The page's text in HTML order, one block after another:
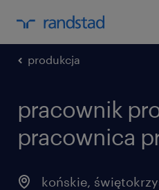
produkcja
pracownik
pracownica
końskie,